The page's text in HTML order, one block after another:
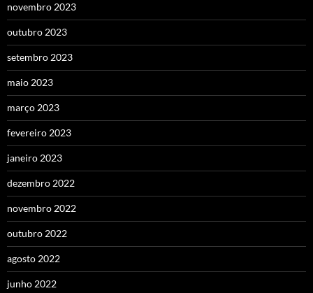
novembro 2023
outubro 2023
setembro 2023
maio 2023
março 2023
fevereiro 2023
janeiro 2023
dezembro 2022
novembro 2022
outubro 2022
agosto 2022
junho 2022